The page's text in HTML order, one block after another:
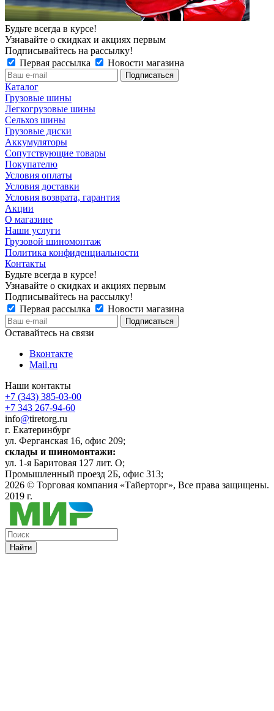
Будьте всегда в курсе!
Узнавайте о скидках и акциях первым
Подписывайтесь на рассылку!
Первая рассылка
Новости магазина
Каталог
Грузовые шины
Легкогрузовые шины
Сельхоз шины
Грузовые диски
Аккумуляторы
Сопутствующие товары
Покупателю
Условия оплаты
Условия доставки
Условия возврата, гарантия
Акции
О магазине
Наши услуги
Грузовой шиномонтаж
Политика конфиденциальности
Контакты
Будьте всегда в курсе!
Узнавайте о скидках и акциях первым
Подписывайтесь на рассылку!
Первая рассылка
Новости магазина
Оставайтесь на связи
Вконтакте
Mail.ru
Наши контакты
+7 (343) 385-03-00
+7 343 267-94-60
info@tiretorg.ru
г. Екатеринбург
ул. Ферганская 16, офис 209;
склады и шиномонтажи:
ул. 1-я Баритовая 127 лит. О;
Промышленный проезд 2Б, офис 313;
2026 © Торговая компания «Тайерторг», Все права защищены.
2019 г.
Найти